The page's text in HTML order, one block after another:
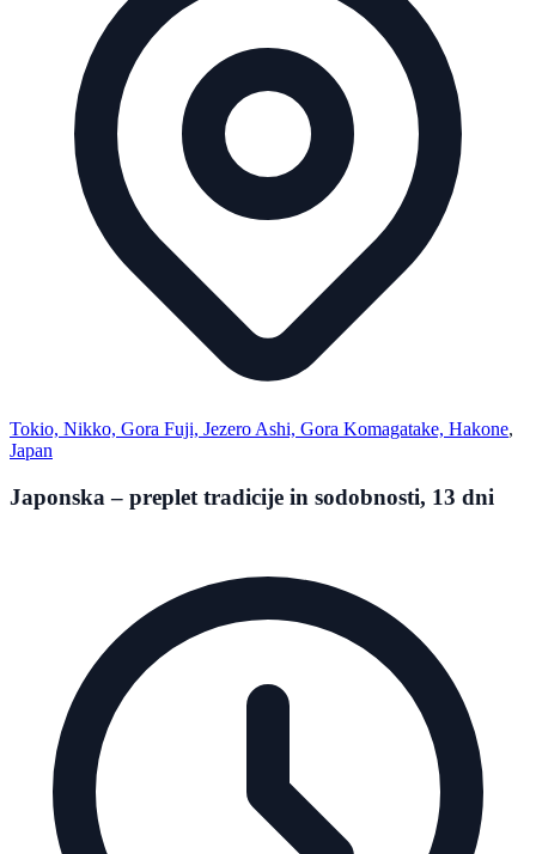
Tokio, Nikko, Gora Fuji, Jezero Ashi, Gora Komagatake, Hakone,
Japan
Japonska – preplet tradicije in sodobnosti, 13 dni